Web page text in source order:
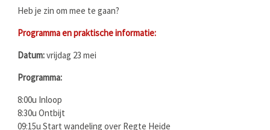
Heb je zin om mee te gaan?
Programma en praktische informatie:
Datum:vrijdag 23 mei
Programma:
8:00u Inloop
8:30u Ontbijt
09:15u Start wandeling over Regte Heide